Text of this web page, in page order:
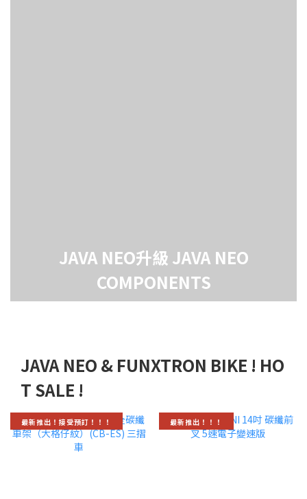
JAVA NEO升級 JAVA NEO
COMPONENTS
JAVA NEO & FUNXTRON BIKE ! HO
T SALE !
最新推出！接受預訂！！！ 最新推出！！！